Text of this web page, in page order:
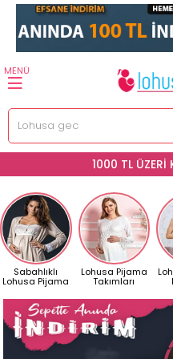
MENÜ
KAPIDA ÖDEME - KREDİ
Sabahlıklı
Lohusa Pijama
Lohusa Pijama
Takımları